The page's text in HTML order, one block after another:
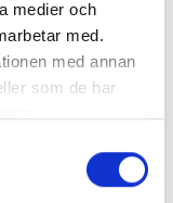
medier och
med.
med annan
som de har